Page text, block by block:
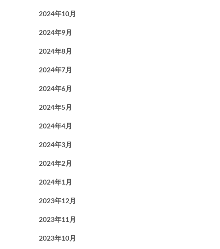
2024年10月
2024年9月
2024年8月
2024年7月
2024年6月
2024年5月
2024年4月
2024年3月
2024年2月
2024年1月
2023年12月
2023年11月
2023年10月